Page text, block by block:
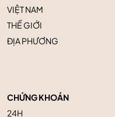
VIỆT NAM
THẾ GIỚI
ĐỊA PHƯƠNG
CHỨNG KHOÁN
24H